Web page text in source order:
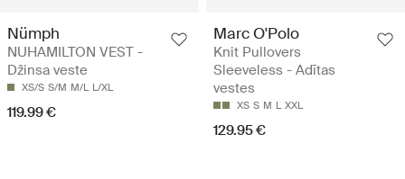
Nümph
NUHAMILTON VEST -
Džinsa veste
XS/S S/M M/L L/XL
119.99 €
Marc O'Polo
Knit Pullovers
Sleeveless - Adītas
vestes
XS S M L XXL
129.95 €